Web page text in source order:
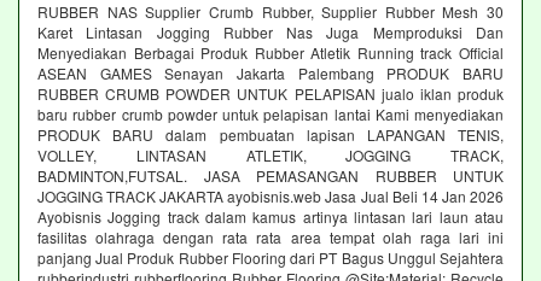
RUBBER NAS Supplier Crumb Rubber, Supplier Rubber Mesh 30
Karet Lintasan Jogging Rubber Nas Juga Memproduksi Dan
Menyediakan Berbagai Produk Rubber Atletik Running track Official
ASEAN GAMES Senayan Jakarta Palembang PRODUK BARU
RUBBER CRUMB POWDER UNTUK PELAPISAN jualo iklan produk
baru rubber crumb powder untuk pelapisan lantai Kami menyediakan
PRODUK BARU dalam pembuatan lapisan LAPANGAN TENIS,
VOLLEY, LINTASAN ATLETIK, JOGGING TRACK,
BADMINTON,FUTSAL. JASA PEMASANGAN RUBBER UNTUK
JOGGING TRACK JAKARTA ayobisnis.web Jasa Jual Beli 14 Jan 2026
Ayobisnis Jogging track dalam kamus artinya lintasan lari laun atau
fasilitas olahraga dengan rata rata area tempat olah raga lari ini
panjang Jual Produk Rubber Flooring dari PT Bagus Unggul Sejahtera